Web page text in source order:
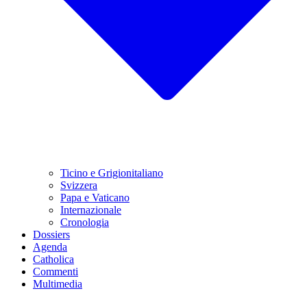
Ticino e Grigionitaliano
Svizzera
Papa e Vaticano
Internazionale
Cronologia
Dossiers
Agenda
Catholica
Commenti
Multimedia